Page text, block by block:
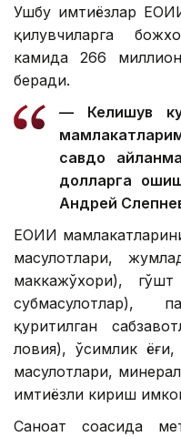
Ушбу имтиёзлар
қилувчиларга
камида 266
беради.
— Келишув
савдо
долларга
Андрей
ЕОИИ
маҳсулотлари,
маккажўхори),
қуритилган
ловия), ўсимлик ёғи,
маҳсулотлари,
имтиёзли кириш
Саноат соҳасида